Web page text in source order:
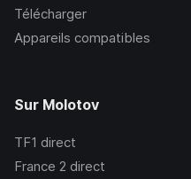
Télécharger
Appareils compatibles
Sur Molotov
TF1 direct
France 2 direct